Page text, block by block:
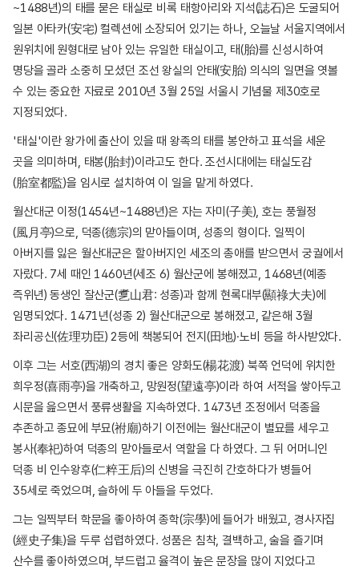
~1488년)의 태를 묻은 태실로 비록 태항아리와 지석(誌石)은 도굴되어
일본 아타카(安宅) 컬렉션에 소장되어 있기는 하나, 오늘날 서울지역에서
원위치에 원형대로 남아 있는 유일한 태실이고, 태(胎)를 신성시하여
명당을 골라 소중히 모셨던 조선 왕실의 안태(安胎) 의식의 일면을 엿볼
수 있는 중요한 자료로 2010년 3월 25일 서울시 기념물 제30호로
지정되었다.
'태실'이란 왕가에 출산이 있을 때 왕족의 태를 봉안하고 표석을 세운
곳을 의미하며, 태봉(胎封)이라고도 한다. 조선시대에는 태실도감
(胎室都監)을 임시로 설치하여 이 일을 맡게 하였다.
월산대군 이정(1454년~1488년)은 자는 자미(子美), 호는 풍월정
(風月亭)으로, 덕종(德宗)의 맏아들이며, 성종의 형이다. 일찍이
아버지를 잃은 월산대군은 할아버지인 세조의 총애를 받으면서 궁궐에서
자랐다. 7세 때인 1460년(세조 6) 월산군에 봉해졌고, 1468년(예종
즉위년) 동생인 잘산군(乽山君: 성종)과 함께 현록대부(顯祿大夫)에
임명되었다. 1471년(성종 2) 월산대군으로 봉해졌고, 같은해 3월
좌리공신(佐理功臣) 2등에 책봉되어 전지(田地)·노비 등을 하사받았다.
이후 그는 서호(西湖)의 경치 좋은 양화도(楊花渡) 북쪽 언덕에 위치한
희우정(喜雨亭)을 개축하고, 망원정(望遠亭)이라 하여 서적을 쌓아두고
시문을 읊으면서 풍류생활을 지속하였다. 1473년 조정에서 덕종을
추존하고 종묘에 부묘(祔廟)하기 이전에는 월산대군이 별묘를 세우고
봉사(奉祀)하여 덕종의 맏아들로서 역할을 다 하였다. 그 뒤 어머니인
덕종 비 인수왕후(仁粹王后)의 신병을 극진히 간호하다가 병들어
35세로 죽었으며, 슬하에 두 아들을 두었다.
그는 일찍부터 학문을 좋아하여 종학(宗學)에 들어가 배웠고, 경사자집
(經史子集)을 두루 섭렵하였다. 성품은 침착, 결백하고, 술을 즐기며
산수를 좋아하였으며, 부드럽고 율격이 높은 문장을 많이 지었다고